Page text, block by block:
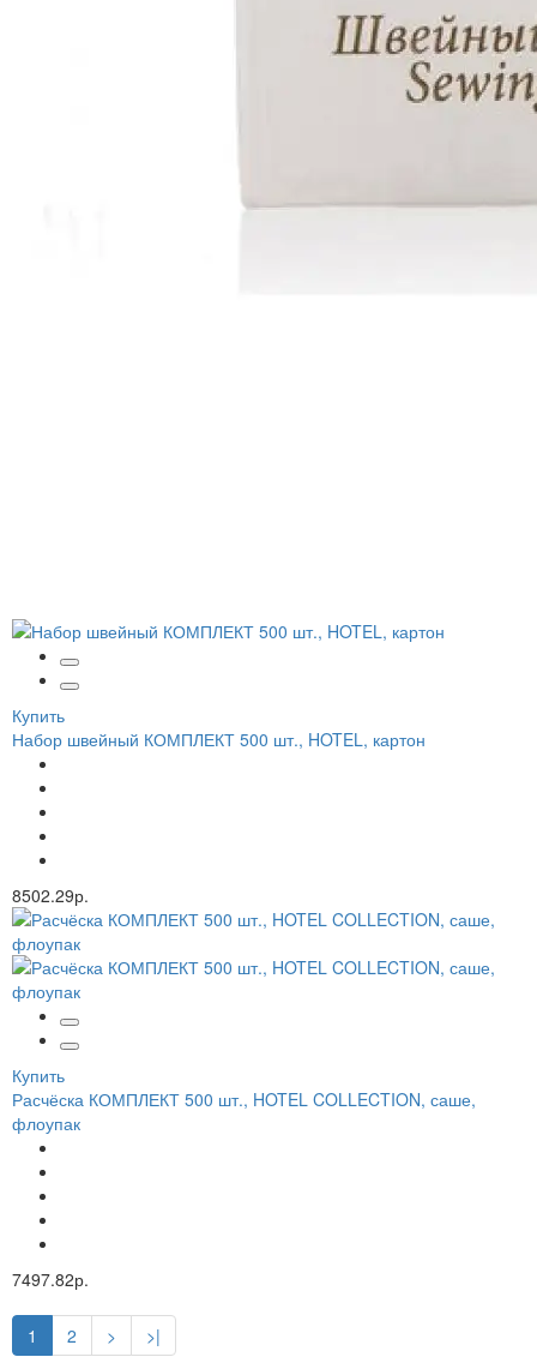
Купить
Набор швейный КОМПЛЕКТ 500 шт., HOTEL, картон
8502.29р.
Купить
Расчёска КОМПЛЕКТ 500 шт., HOTEL COLLECTION, саше,
флоупак
7497.82р.
1 2 > >|